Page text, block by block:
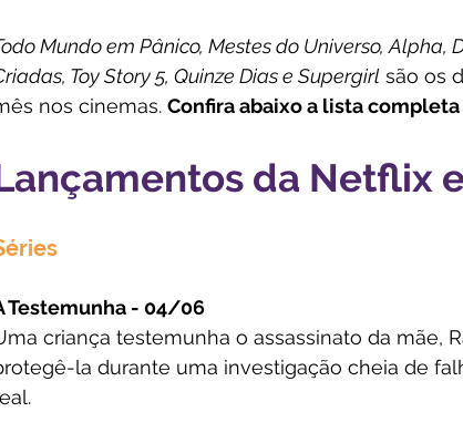
Mundo em Pânico, Mestes do Universo, Alpha,
Toy Story 5, Quinze Dias e Supergirl são os
nos cinemas. Confira abaixo a lista
da Netflix
Testemunha - 04/06
criança testemunha o assassinato da mãe,
la durante uma investigação cheia de